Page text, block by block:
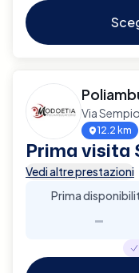
Via
12.2 km
Prima visita
Vedi altre prestazioni
Prima
-